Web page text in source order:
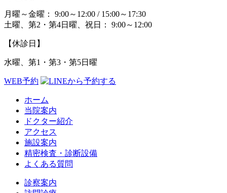
月曜～金曜： 9:00～12:00 / 15:00～17:30
土曜、第2・第4日曜、祝日： 9:00～12:00
【休診日】
水曜、第1・第3・第5日曜
WEB予約
ホーム
当院案内
ドクター紹介
アクセス
施設案内
精密検査・診断設備
よくある質問
診察案内